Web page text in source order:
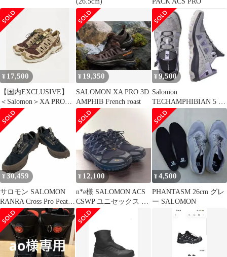
¥ 17,500
【国内EXCLUSIVE】
＜Salomon＞XA PRO
3D AMPHIB
¥ 19,350
SALOMON XA PRO 3D
AMPHIB French roast
¥ 9,500
Salomon
TECHAMPHIBIAN 5 ス
ニーカー サロモン
¥30,459
サロモン SALOMON
RANRA Cross Pro Peat
Major メンズ JPN：27.5
¥ 12,100
n*e様 SALOMON ACS
CSWP ユニセックス ス
ポーツ シューズ 2
¥4,500
PHANTASM 26cm グレ
ー SALOMON